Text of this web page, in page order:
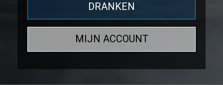
DRANKEN
MIJN ACCOUNT